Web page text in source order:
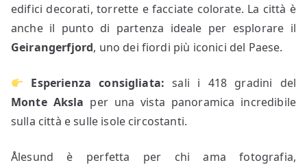
edifici decorati, torrette e facciate colorate. La città è
anche il punto di partenza ideale per esplorare il
Geirangerfjord, uno dei fiordi più iconici del Paese.
Esperienza consigliata: sali i 418 gradini del
Monte Aksla per una vista panoramica incredibile
sulla città e sulle isole circostanti.
Ålesund è perfetta per chi ama fotografia,